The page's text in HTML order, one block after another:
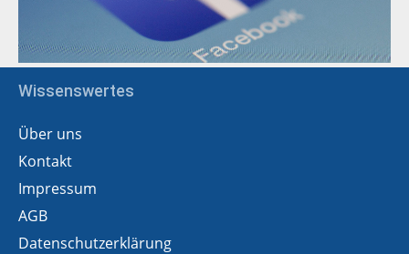
Wissenswertes
Über uns
Kontakt
Impressum
AGB
Datenschutzerklärung